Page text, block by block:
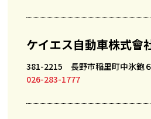
ケイエス自動車株式會
381-2215 長野市稲里町中氷鉋
026-283-1777